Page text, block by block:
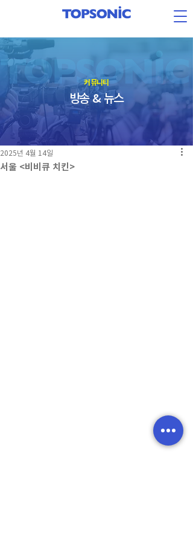
​커뮤니티
방송 & 뉴스
서울 <비비큐 치킨>
2025년 4월 14일